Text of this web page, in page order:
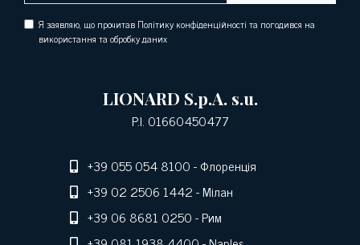
Я заявляю, що прочитав Політику конфіденційності та погодився на
використання та обробку даних
LIONARD S.p.A. s.u.
P.I. 01660450477
+39 055 054 8100- Флоренція
+39 02 2506 1442- Мілан
+39 06 8681 0250- Рим